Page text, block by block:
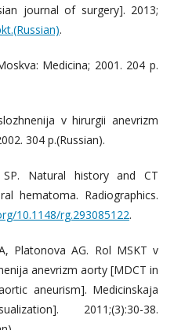
journal of surgery]. 2013;
.
Medicina; 2001. 204 p.
v hirurgii anevrizm
304 p.(Russian).
Natural history and CT
hematoma. Radiographics.
10.1148/rg.293085122.
Platonova AG. Rol MSKT v
anevrizm aorty [MDCT in
aneurism]. Medicinskaja
2011;(3):30-38.